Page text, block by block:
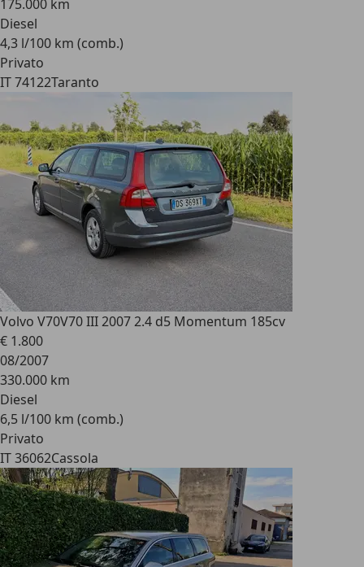
175.000 km
Diesel
4,3 l/100 km (comb.)
Privato
IT 74122Taranto
Volvo V70V70 III 2007 2.4 d5 Momentum 185cv
€ 1.800
08/2007
330.000 km
Diesel
6,5 l/100 km (comb.)
Privato
IT 36062Cassola